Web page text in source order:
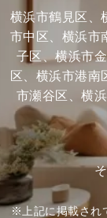
横浜市鶴見区、
市中区、横浜市
子区、横浜市
区、横浜市港南
市瀬谷区、横
※上記に掲載され